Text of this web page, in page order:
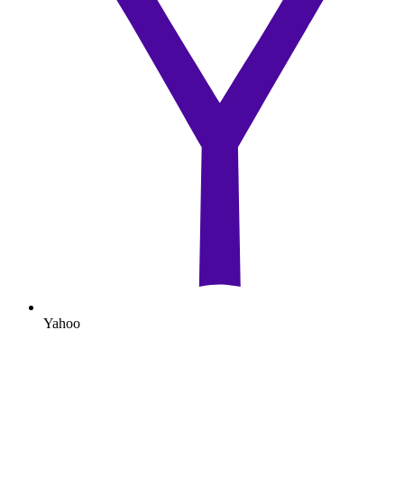
Yahoo